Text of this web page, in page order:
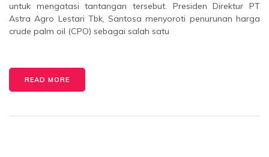
untuk mengatasi tantangan tersebut. Presiden Direktur PT
Astra Agro Lestari Tbk, Santosa menyoroti penurunan harga
crude palm oil (CPO) sebagai salah satu
READ MORE